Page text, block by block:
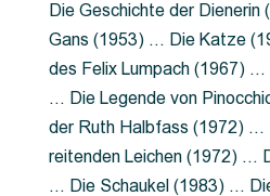
Die Geschichte der
Gans (1953) … Die Katze
des Felix Lumpach (1967)
… Die Legende von
der Ruth Halbfass (1972) …
reitenden Leichen (1972) …
… Die Schaukel (1983) …